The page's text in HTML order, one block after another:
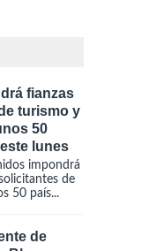
fianzas
turismo y
50
lunes
impondrá
de
50 país...
de